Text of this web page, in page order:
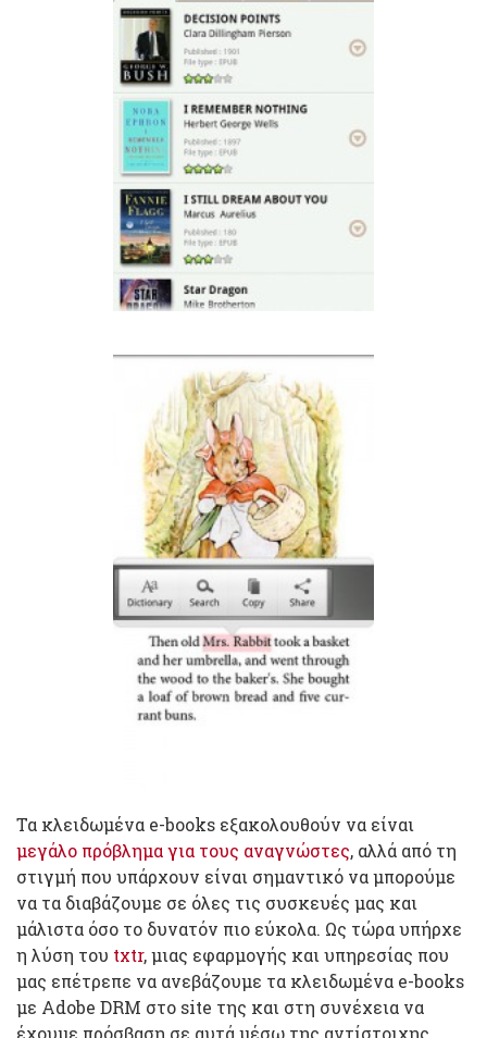
Τα κλειδωμένα e-books εξακολουθούν να είναι
μεγάλο πρόβλημα για τους αναγνώστες, αλλά από τη
στιγμή που υπάρχουν είναι σημαντικό να μπορούμε
να τα διαβάζουμε σε όλες τις συσκευές μας και
μάλιστα όσο το δυνατόν πιο εύκολα. Ως τώρα υπήρχε
η λύση του txtr, μιας εφαρμογής και υπηρεσίας που
μας επέτρεπε να ανεβάζουμε τα κλειδωμένα e-books
με Adobe DRM στο site της και στη συνέχεια να
έχουμε πρόσβαση σε αυτά μέσω της αντίστοιχης